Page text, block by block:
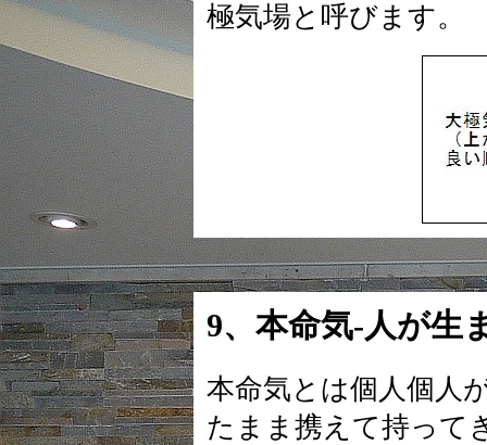
極気場と呼びます。
9、本命気-人が生
本命気とは個人個人
たまま携えて持って